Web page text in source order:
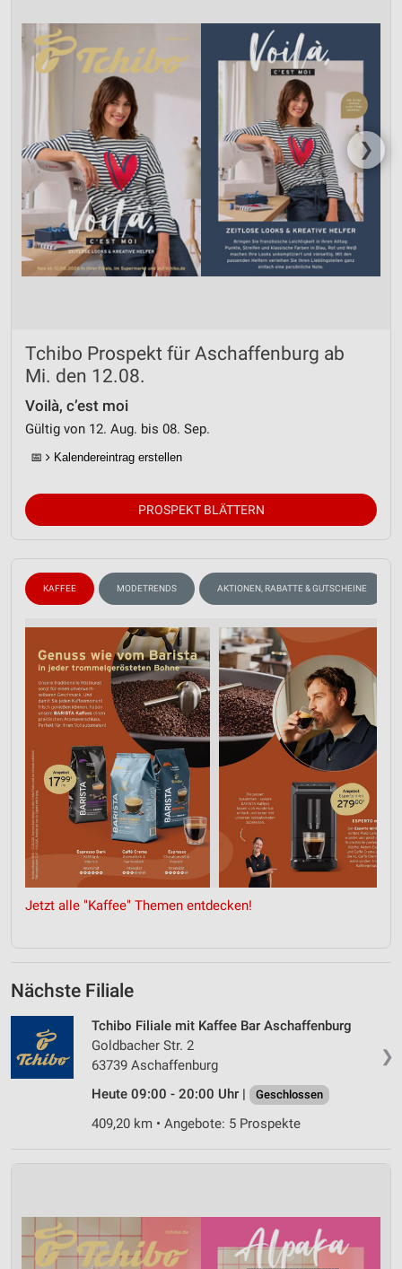
❯
Tchibo Prospekt für Aschaffenburg ab
Mi. den 12.08.
Voilà, c’est moi
Gültig von 12. Aug. bis 08. Sep.
📅 Kalendereintrag erstellen
PROSPEKT BLÄTTERN
KAFFEE MODETRENDS AKTIONEN, RABATTE & GUTSCHEINE
Jetzt alle "Kaffee" Themen entdecken!
Nächste Filiale
❯
Tchibo Filiale mit Kaffee Bar Aschaffenburg
Goldbacher Str. 2
63739 Aschaffenburg
Heute 09:00 - 20:00 Uhr |
Geschlossen
409,20 km • Angebote: 5 Prospekte